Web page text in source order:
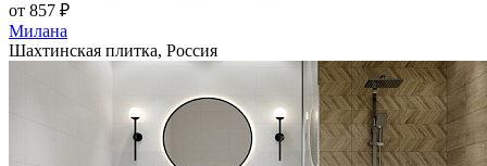
от 857 ₽
Милана
Шахтинская плитка, Россия